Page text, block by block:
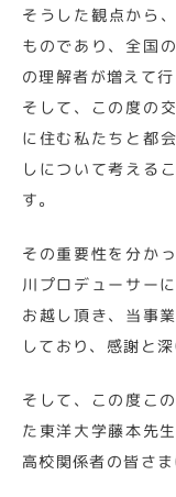
そうした観点から
ものであり、全国
の理解者が増えて
そして、この度の
に住む私たちと都
しについて考える
す。
その重要性を分か
川プロデューサー
お越し頂き、当事
しており、感謝と
そして、この度こ
た東洋大学藤本先
高校関係者の皆さ